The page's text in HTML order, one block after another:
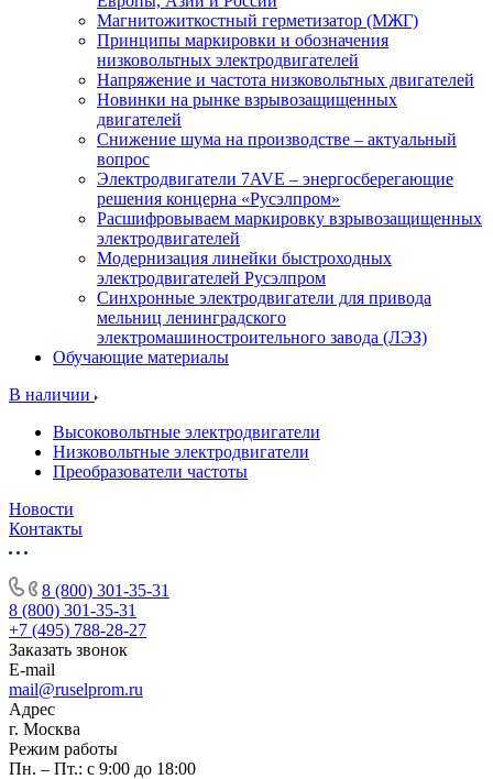
Магнитожиткостный герметизатор (МЖГ)
Принципы маркировки и обозначения
низковольтных электродвигателей
Напряжение и частота низковольтных двигателей
Новинки на рынке взрывозащищенных
двигателей
Снижение шума на производстве – актуальный
вопрос
Электродвигатели 7AVE – энергосберегающие
решения концерна «Русэлпром»
Расшифровываем маркировку взрывозащищенных
электродвигателей
Модернизация линейки быстроходных
электродвигателей Русэлпром
Синхронные электродвигатели для привода
мельниц ленинградского
электромашиностроительного завода (ЛЭЗ)
Обучающие материалы
В наличии
Высоковольтные электродвигатели
Низковольтные электродвигатели
Преобразователи частоты
Новости
Контакты
8 (800) 301-35-31
8 (800) 301-35-31
+7 (495) 788-28-27
Заказать звонок
E-mail
mail@ruselprom.ru
Адрес
г. Москва
Режим работы
Пн. – Пт.: с 9:00 до 18:00